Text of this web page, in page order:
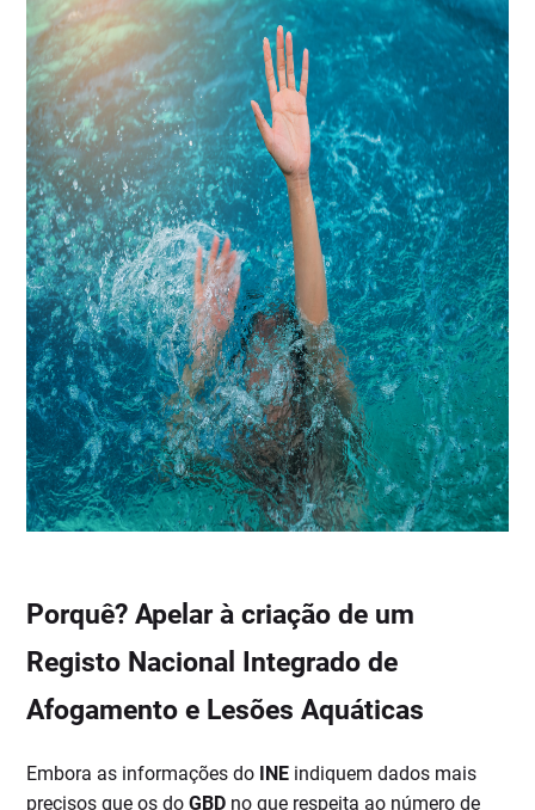
Porquê? Apelar à criação de um
Registo Nacional Integrado de
Afogamento e Lesões Aquáticas
Embora as informações do INE indiquem dados mais
precisos que os doGBD no que respeita ao número de